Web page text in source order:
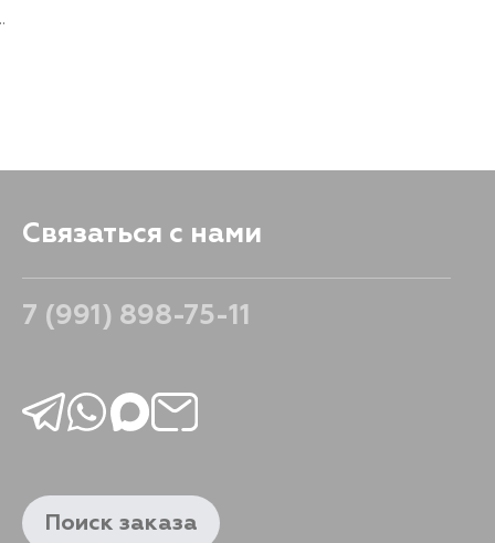
Связаться с нами
7 (991) 898-75-11
Поиск заказа